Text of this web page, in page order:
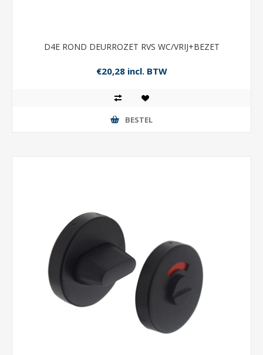
D4E ROND DEURROZET RVS WC/VRIJ+BEZET
€20,28 incl. BTW
BESTEL